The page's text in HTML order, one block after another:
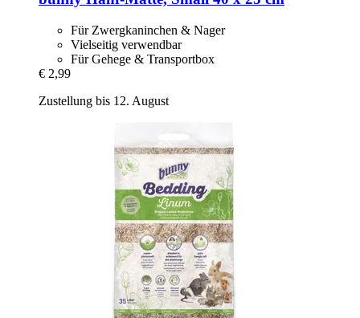
Für Zwergkaninchen & Nager
Vielseitig verwendbar
Für Gehege & Transportbox
€ 2,99
Zustellung bis 12. August